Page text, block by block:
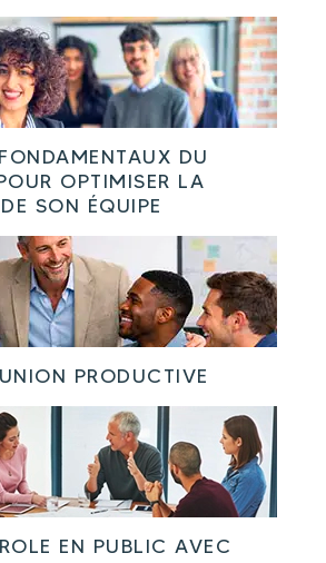
DU
OPTIMISER LA
SON ÉQUIPE
PRODUCTIVE
EN PUBLIC AVEC